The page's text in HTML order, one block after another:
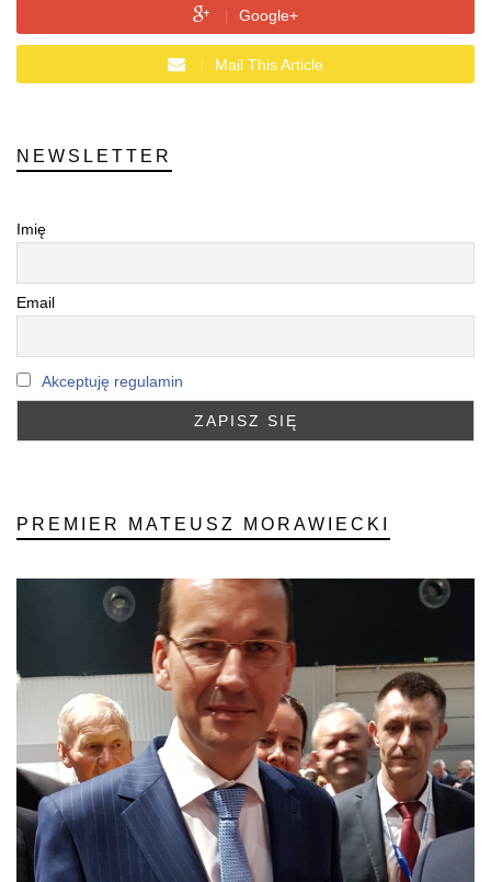
Google+
Mail This Article
NEWSLETTER
Imię
Email
Akceptuję regulamin
PREMIER MATEUSZ MORAWIECKI